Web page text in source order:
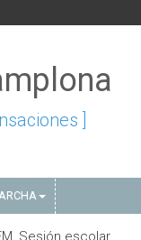
]
Sesión escolar